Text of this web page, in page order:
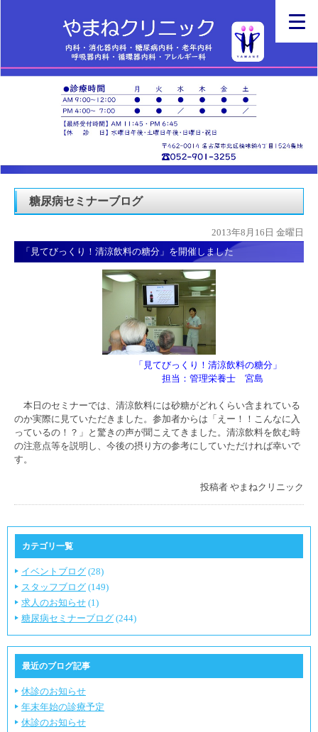
糖尿病セミナーブログ
2013年8月16日 金曜日
「見てびっくり！清涼飲料の糖分」を開催しました
「見てびっくり！清涼飲料の糖分」
担当：管理栄養士 宮島
本日のセミナーでは、清涼飲料には砂糖がどれくらい含まれている
のか実際に見ていただきました。参加者からは「えー！！こんなに入
っているの！？」と驚きの声が聞こえてきました。清涼飲料を飲む時
の注意点等を説明し、今後の摂り方の参考にしていただければ幸いで
す。
投稿者 やまねクリニック
カテゴリ一覧
イベントブログ (28)
スタッフブログ (149)
求人のお知らせ (1)
糖尿病セミナーブログ (244)
最近のブログ記事
休診のお知らせ
年末年始の診療予定
休診のお知らせ